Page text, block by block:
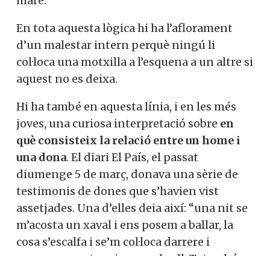
En tota aquesta lògica hi ha l’aflorament
d’un malestar intern perquè ningú li
col·loca una motxilla a l’esquena a un altre si
aquest no es deixa.
Hi ha també en aquesta línia, i en les més
joves, una curiosa interpretació sobre en
què consisteix la relació entre un home i
una dona. El diari El País, el passat
diumenge 5 de març, donava una sèrie de
testimonis de dones que s’havien vist
assetjades. Una d’elles deia així: “una nit se
m’acosta un xaval i ens posem a ballar, la
cosa s’escalfa i se’m col·loca darrere i